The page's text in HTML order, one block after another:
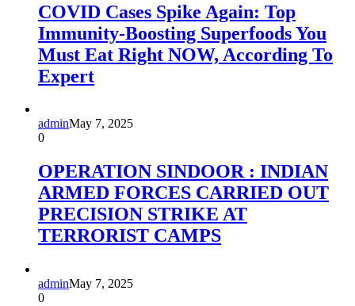
COVID Cases Spike Again: Top
Immunity-Boosting Superfoods You
Must Eat Right NOW, According To
Expert
adminMay 7, 2025
0
OPERATION SINDOOR : INDIAN
ARMED FORCES CARRIED OUT
PRECISION STRIKE AT
TERRORIST CAMPS
adminMay 7, 2025
0